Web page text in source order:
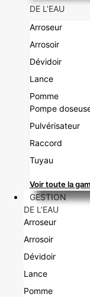
DE L’EAU
Arroseur
Arrosoir
Dévidoir
Lance
Pomme
Pompe
Pulvérisateur
Raccord
Tuyau
Voir toute la
GESTION
DE L’EAU
Arroseur
Arrosoir
Dévidoir
Lance
Pomme